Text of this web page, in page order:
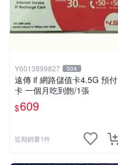
Y6013899827 504
遠傳 if 網路儲值卡4.5G 預付
卡 一個月吃到飽/1張
$609
近期銷量1件